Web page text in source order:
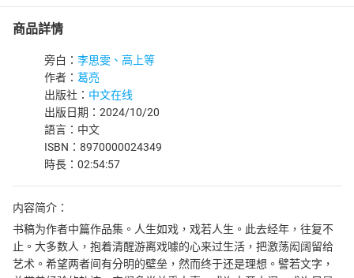
商品詳情
旁白： 李思雯、高上等
作者： 葛亮
出版社： 中文在线
出版日期：2024/10/20
語言：中文
ISBN：8970000024349
時長：02:54:57
内容简介：
书稿为作者中篇作品集。人生如戏，戏若人生。此去经年，往复不
止。大多数人，抱着清醒游离戏噱的心来过生活，把激荡闳阔留给
艺术。希望两者间有分明的壁垒，然而终于还是理想。譬若文字，